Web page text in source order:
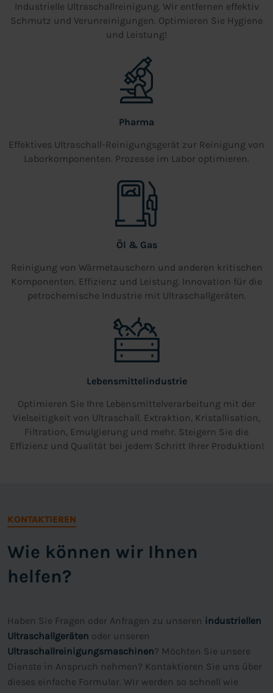
Industrielle Ultraschallreinigung. Wir entfernen effektiv
Schmutz und Verunreinigungen. Optimieren Sie Hygiene
und Leistung!
Pharma
Effektives Ultraschall-Reinigungsgerät zur Reinigung von
Laborkomponenten. Prozesse im Labor optimieren.
Öl & Gas
Reinigung von Wärmetauschern und anderen kritischen
Komponenten. Effizienz und Leistung. Innovation für die
petrochemische Industrie mit Ultraschallgeräten.
Lebensmittelindustrie
Optimieren Sie Ihre Lebensmittelverarbeitung mit der
Vielseitigkeit von Ultraschall. Extraktion, Kristallisation,
Filtration, Emulgierung und mehr. Steigern Sie die
Effizienz und Qualität bei jedem Schritt Ihrer Produktion!
KONTAKTIEREN
Wie können wir Ihnen
helfen?
Haben Sie Fragen oder Anfragen zu unseren industriellen
Ultraschallgeräten oder unseren
Ultraschallreinigungsmaschinen? Möchten Sie unsere
Dienste in Anspruch nehmen? Kontaktieren Sie uns über
dieses einfache Formular. Wir werden so schnell wie